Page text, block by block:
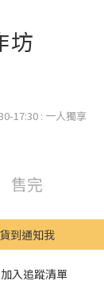
坊
17:30 : 一人獨享
售完
貨到通知我
加入追蹤清單